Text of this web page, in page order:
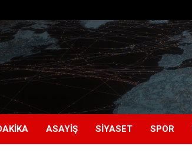
ASAYIŞ SIYASET SPOR